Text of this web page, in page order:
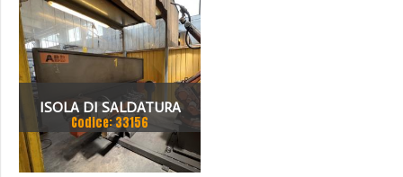
ISOLA DI SALDATURA
ROBOTIZZATA ABB
Codice: 33156